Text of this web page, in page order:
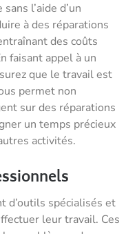
l’aide d’un
à des réparations
des coûts
faisant appel à un
que le travail est
permet non
sur des réparations
un temps précieux
activités.
d’outils spécialisés et
leur travail. Ces